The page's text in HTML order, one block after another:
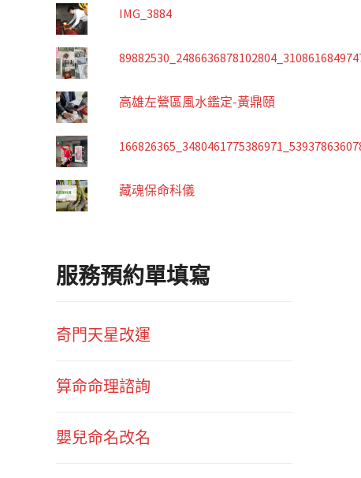
IMG_3884
高雄左營區風水鑑定-黃鼎頤
藏魂保命科儀
服務預約單填寫
奇門天星改運
算命命理諮詢
嬰兒命名改名